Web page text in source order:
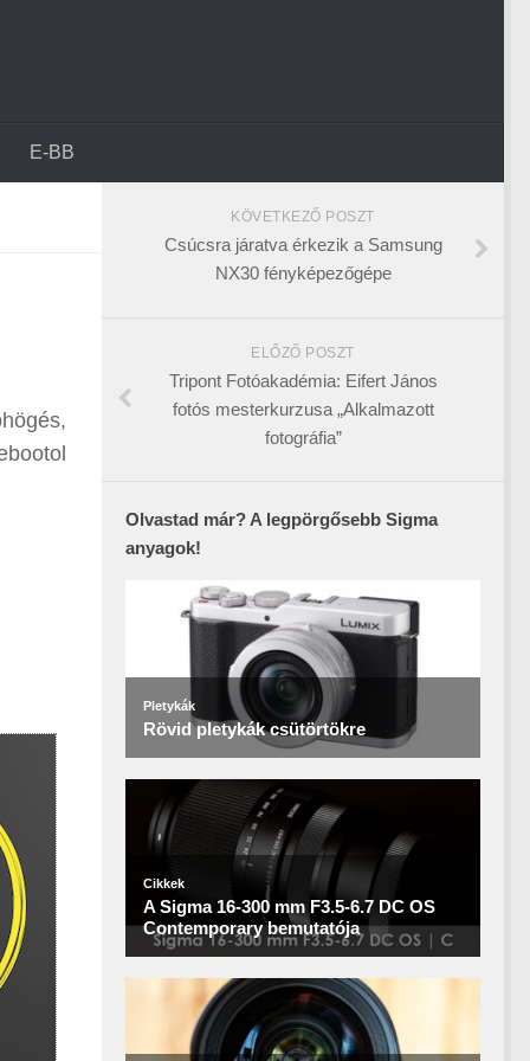
E-BB
KÖVETKEZŐ POSZT
Csúcsra járatva érkezik a Samsung
NX30 fényképezőgépe
ELŐZŐ POSZT
Tripont Fotóakadémia: Eifert János
fotós mesterkurzusa „Alkalmazott
fotográfia”
Olvastad már? A legpörgősebb Sigma
anyagok!